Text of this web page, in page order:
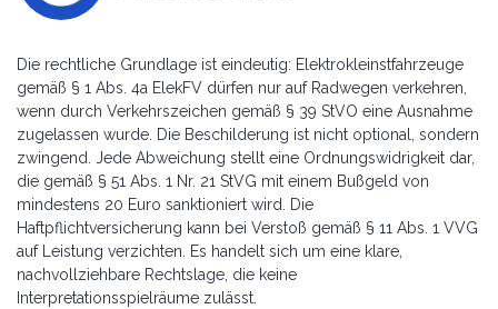
Die rechtliche Grundlage ist eindeutig: Elektrokleinstfahrzeuge
gemäß § 1 Abs. 4a ElekFV dürfen nur auf Radwegen verkehren,
wenn durch Verkehrszeichen gemäß § 39 StVO eine Ausnahme
zugelassen wurde. Die Beschilderung ist nicht optional, sondern
zwingend. Jede Abweichung stellt eine Ordnungswidrigkeit dar,
die gemäß § 51 Abs. 1 Nr. 21 StVG mit einem Bußgeld von
mindestens 20 Euro sanktioniert wird. Die
Haftpflichtversicherung kann bei Verstoß gemäß § 11 Abs. 1 VVG
auf Leistung verzichten. Es handelt sich um eine klare,
nachvollziehbare Rechtslage, die keine
Interpretationsspielräume zulässt.